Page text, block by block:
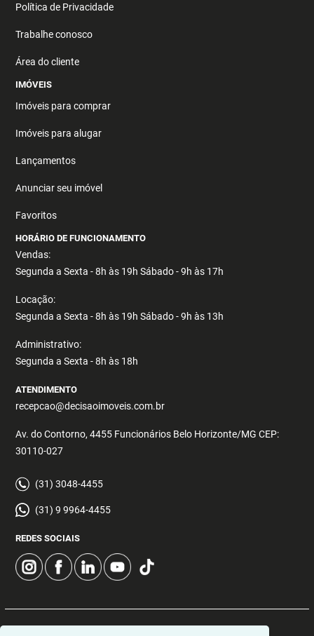
Política de Privacidade
Trabalhe conosco
Área do cliente
IMÓVEIS
Imóveis para comprar
Imóveis para alugar
Lançamentos
Anunciar seu imóvel
Favoritos
HORÁRIO DE FUNCIONAMENTO
Vendas:
Segunda a Sexta - 8h às 19h Sábado - 9h às 17h
Locação:
Segunda a Sexta - 8h às 19h Sábado - 9h às 13h
Administrativo:
Segunda a Sexta - 8h às 18h
ATENDIMENTO
recepcao@decisaoimoveis.com.br
Av. do Contorno, 4455 Funcionários Belo Horizonte/MG CEP:
30110-027
(31) 3048-4455
(31) 9 9964-4455
REDES SOCIAIS